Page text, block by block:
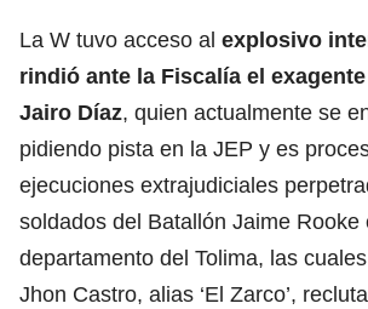
La W tuvo acceso al explosivo
rindió ante la Fiscalía el
Jairo Díaz, quien actualmente se
pidiendo pista en la JEP y es
ejecuciones extrajudiciales
soldados del Batallón Jaime Rooke
departamento del Tolima, las
Jhon Castro, alias ‘El Zarco’,